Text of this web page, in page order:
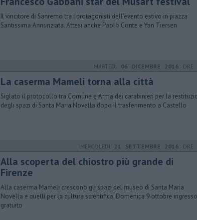
Il vincitore di Sanremo tra i protagonisti dell'evento estivo in piazza
Santissima Annunziata. Attesi anche Paolo Conte e Yan Tiersen
MARTEDÌ 06 DICEMBRE 2016 ORE
La caserma Mameli torna alla città
Siglato il protocollo tra Comune e Arma dei carabinieri per la
degli spazi di Santa Maria Novella dopo il trasferimento a Castello
MERCOLEDÌ 21 SETTEMBRE 2016 ORE
Alla scoperta del chiostro più grande di
Firenze
Alla caserma Mameli crescono gli spazi del museo di Santa Maria
Novella e quelli per la cultura scientifica. Domenica 9 ottobre ingresso
gratuito